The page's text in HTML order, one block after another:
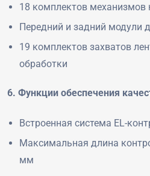
18 комплектов механизмов
Передний и задний модули
19 комплектов захватов
обработки
6. Функции обеспечения
Встроенная система EL-
Максимальная длина
мм